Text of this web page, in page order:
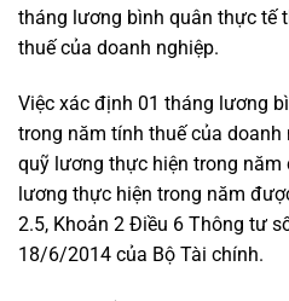
tháng lương bình quân thực tế
thuế của doanh nghiệp.
Việc xác định 01 tháng lương
trong năm tính thuế của
quỹ lương thực hiện trong năm
lương thực hiện trong năm
2.5, Khoản 2 Điều 6 Thông tư
18/6/2014 của Bộ Tài chính.